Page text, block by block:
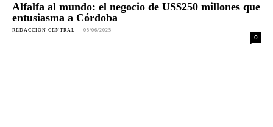
Alfalfa al mundo: el negocio de US$250 millones que
entusiasma a Córdoba
REDACCIÓN CENTRAL - 05/06/2025
0